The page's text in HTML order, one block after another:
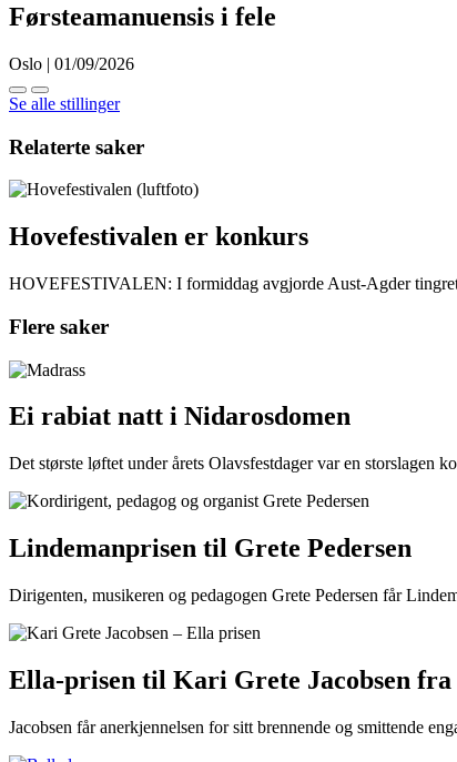
Førsteamanuensis i fele
Oslo | 01/09/2026
Se alle stillinger
Relaterte saker
Hovefestivalen er konkurs
HOVEFESTIVALEN: I formiddag avgjorde Aust-Agder
Flere saker
Ei rabiat natt i Nidarosdomen
Det største løftet under årets Olavsfestdager var en storslagen
Lindemanprisen til Grete Pedersen
Dirigenten, musikeren og pedagogen Grete Pedersen får
Ella-prisen til Kari Grete Jacobsen
Jacobsen får anerkjennelsen for sitt brennende og smittende